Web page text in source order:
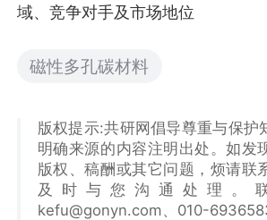
域、竞争对手及市场地位
磁性多孔碳材料
版权提示:共研网倡导尊重与保护
明确来源的内容注明出处。如发
版权、稿酬或其它问题，烦请联
及时与您沟通处理。
kefu@gonyn.com、010-